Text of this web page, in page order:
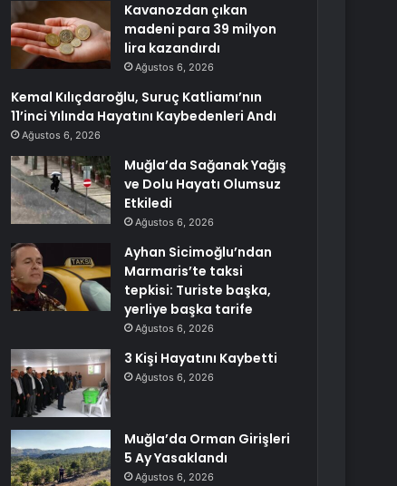
Kavanozdan çıkan
madeni para 39 milyon
lira kazandırdı
Ağustos 6, 2026
Kemal Kılıçdaroğlu, Suruç Katliamı’nın
11’inci Yılında Hayatını Kaybedenleri Andı
Ağustos 6, 2026
Muğla’da Sağanak Yağış
ve Dolu Hayatı Olumsuz
Etkiledi
Ağustos 6, 2026
Ayhan Sicimoğlu’ndan
Marmaris’te taksi
tepkisi: Turiste başka,
yerliye başka tarife
Ağustos 6, 2026
3 Kişi Hayatını Kaybetti
Ağustos 6, 2026
Muğla’da Orman Girişleri
5 Ay Yasaklandı
Ağustos 6, 2026